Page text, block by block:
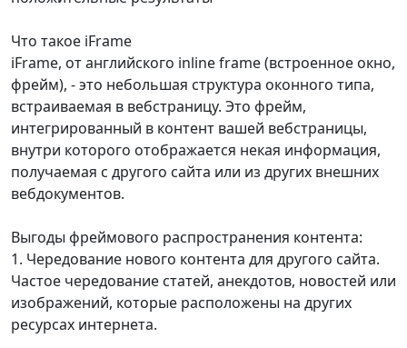
Что такое iFrame
iFrame, от английского inline frame (встроенное окно,
фрейм), - это небольшая структура оконного типа,
встраиваемая в вебстраницу. Это фрейм,
интегрированный в контент вашей вебстраницы,
внутри которого отображается некая информация,
получаемая с другого сайта или из других внешних
вебдокументов.
Выгоды фреймового распространения контента:
1. Чередование нового контента для другого сайта.
Частое чередование статей, анекдотов, новостей или
изображений, которые расположены на других
ресурсах интернета.